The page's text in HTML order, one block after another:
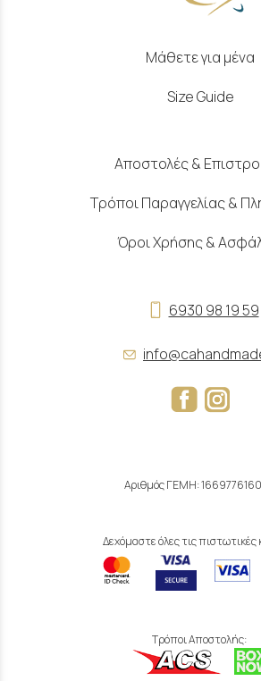
Μάθετε για μένα
Size Guide
Αποστολές &
Τρόποι Παραγγελίας &
Όροι Χρήσης &
6930 98 19 59
Αριθμός ΓΕΜΗ:
Δεχόμαστε όλες τις πιστωτικές
Τρόποι Αποστολής: